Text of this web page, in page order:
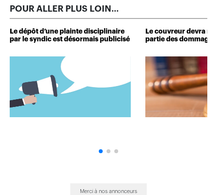
POUR ALLER PLUS LOIN...
Le dépôt d’une plainte disciplinaire
par le syndic est désormais publicisé
Le couvreur devra
partie des dommages
Merci à nos annonceurs